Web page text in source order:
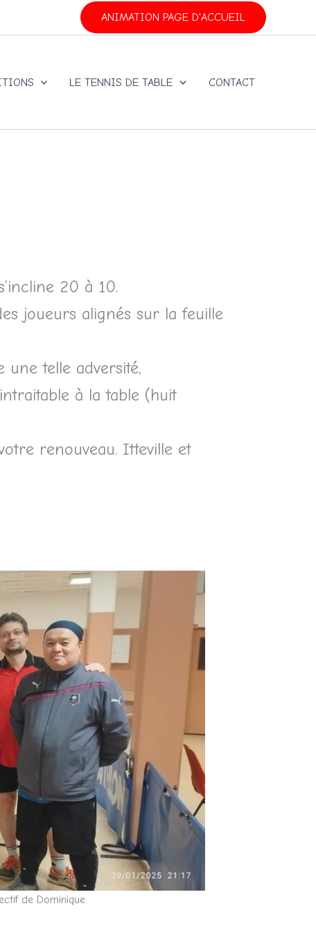
ANIMATION PAGE D'ACCUEIL
LE TENNIS DE TABLE CONTACT
20 à 10.
joueurs alignés sur la feuille
telle adversité,
à la table (huit
renouveau. Itteville et
de Dominique